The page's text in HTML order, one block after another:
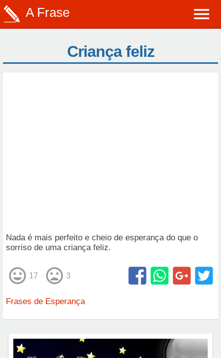
A Frase
Criança feliz
Nada é mais perfeito e cheio de esperança do que o
sorriso de uma criança feliz.
17 3
Frases de Esperança